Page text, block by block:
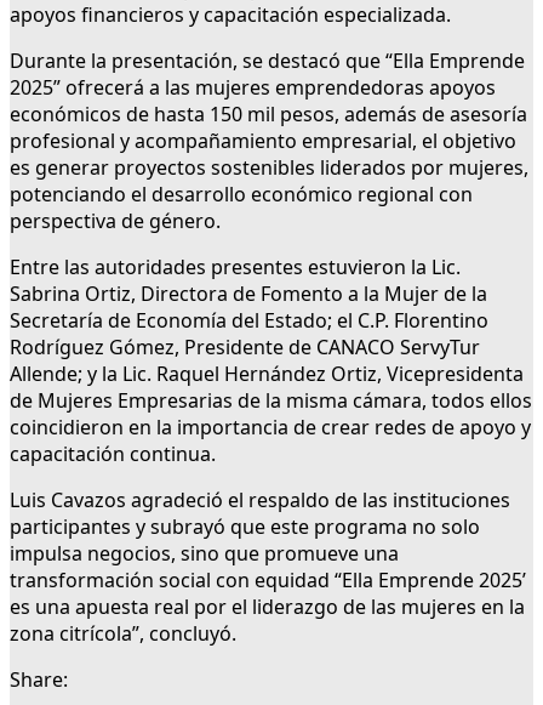
apoyos financieros y capacitación especializada.
Durante la presentación, se destacó que “Ella Emprende
2025” ofrecerá a las mujeres emprendedoras apoyos
económicos de hasta 150 mil pesos, además de asesoría
profesional y acompañamiento empresarial, el objetivo
es generar proyectos sostenibles liderados por mujeres,
potenciando el desarrollo económico regional con
perspectiva de género.
Entre las autoridades presentes estuvieron la Lic.
Sabrina Ortiz, Directora de Fomento a la Mujer de la
Secretaría de Economía del Estado; el C.P. Florentino
Rodríguez Gómez, Presidente de CANACO ServyTur
Allende; y la Lic. Raquel Hernández Ortiz, Vicepresidenta
de Mujeres Empresarias de la misma cámara, todos ellos
coincidieron en la importancia de crear redes de apoyo y
capacitación continua.
Luis Cavazos agradeció el respaldo de las instituciones
participantes y subrayó que este programa no solo
impulsa negocios, sino que promueve una
transformación social con equidad “Ella Emprende 2025’
es una apuesta real por el liderazgo de las mujeres en la
zona citrícola”, concluyó.
Share: